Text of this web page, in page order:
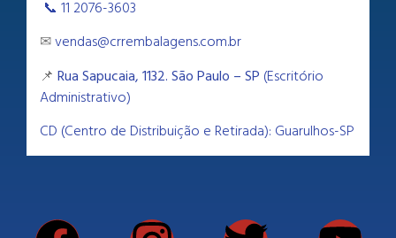
📞 11 2076-3603
✉vendas@crrembalagens.com.br
📌 Rua Sapucaia, 1132. São Paulo – SP (Escritório
Administrativo)
CD (Centro de Distribuição e Retirada): Guarulhos-SP